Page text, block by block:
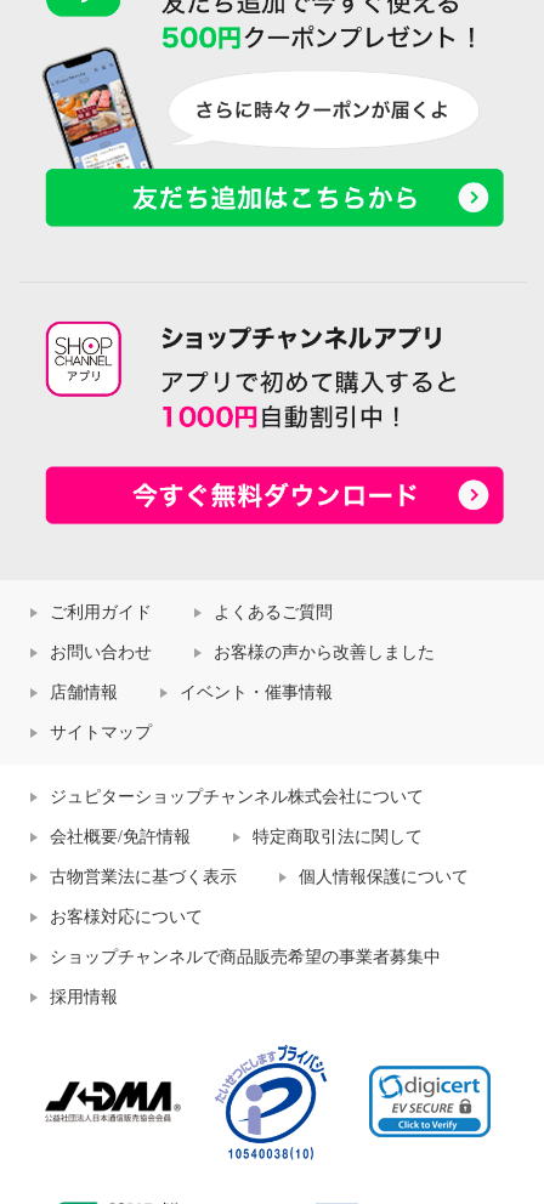
ご利用ガイド よくあるご質問
お問い合わせ お客様の声から改善しました
店舗情報 イベント・催事情報
サイトマップ
ジュピターショップチャンネル株式会社について
会社概要/免許情報 特定商取引法に関して
古物営業法に基づく表示 個人情報保護について
お客様対応について
ショップチャンネルで商品販売希望の事業者募集中
採用情報